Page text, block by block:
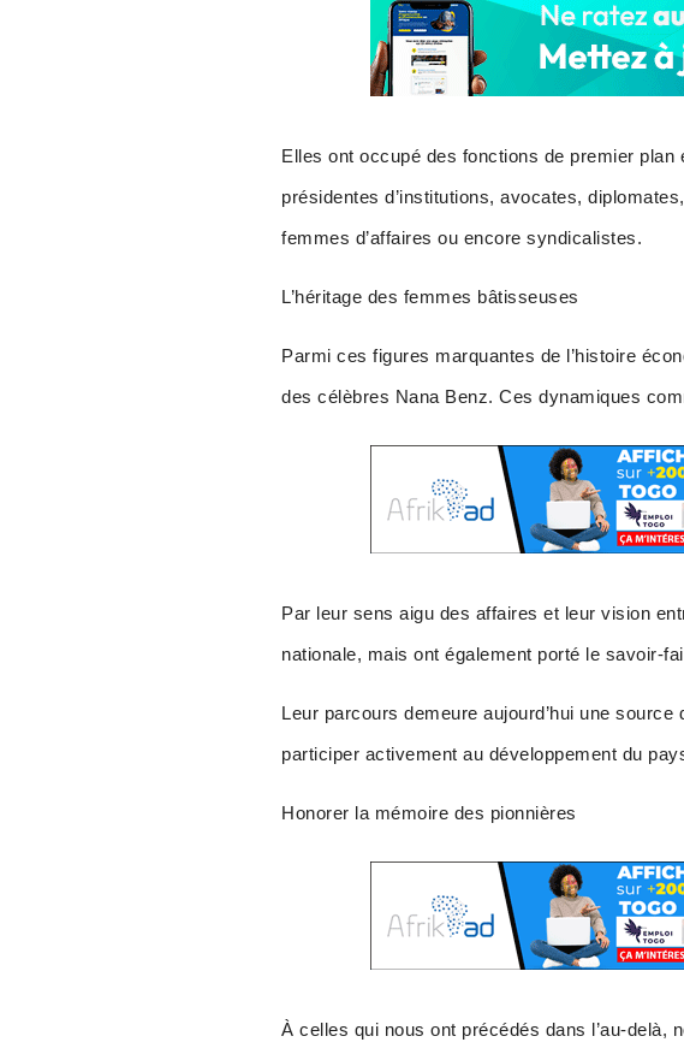
Elles ont occupé des fonctions de premier
présidentes d’institutions, avocates,
femmes d’affaires ou encore syndicalistes.
L’héritage des femmes bâtisseuses
Parmi ces figures marquantes de l’histoire
des célèbres Nana Benz. Ces dynamiques
Par leur sens aigu des affaires et leur vision
nationale, mais ont également porté le savoir-
Leur parcours demeure aujourd’hui une
participer activement au développement du
Honorer la mémoire des pionnières
À celles qui nous ont précédés dans l’au-delà,